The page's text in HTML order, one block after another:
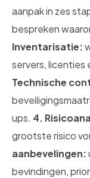
aanpak in zes
bespreken
Inventarisatie:
servers, licenties
Technische
ups. 4.
grootste risico
aanbevelingen:
bevindingen,